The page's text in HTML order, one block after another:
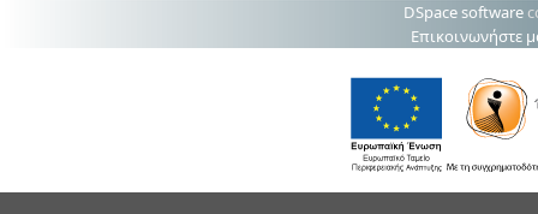
DSpace software
Επικοινωνήστε